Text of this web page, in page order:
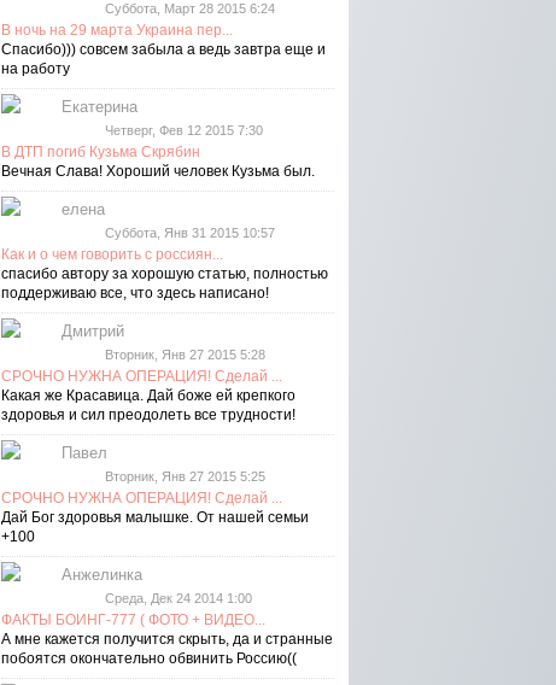
Суббота, Март 28 2015 6:24
В ночь на 29 марта Украина пер...
Спасибо))) совсем забыла а ведь завтра еще и
на работу
Екатерина
Четверг, Фев 12 2015 7:30
В ДТП погиб Кузьма Скрябин
Вечная Слава! Хороший человек Кузьма был.
елена
Суббота, Янв 31 2015 10:57
Как и о чем говорить с россиян...
спасибо автору за хорошую статью, полностью
поддерживаю все, что здесь написано!
Дмитрий
Вторник, Янв 27 2015 5:28
СРОЧНО НУЖНА ОПЕРАЦИЯ! Сделай ...
Какая же Красавица. Дай боже ей крепкого
здоровья и сил преодолеть все трудности!
Павел
Вторник, Янв 27 2015 5:25
СРОЧНО НУЖНА ОПЕРАЦИЯ! Сделай ...
Дай Бог здоровья малышке. От нашей семьи
+100
Анжелинка
Среда, Дек 24 2014 1:00
ФАКТЫ БОИНГ-777 ( ФОТО + ВИДЕО...
А мне кажется получится скрыть, да и странные
побоятся окончательно обвинить Россию((